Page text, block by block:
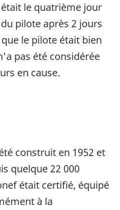
le quatrième jour
pilote après 2 jours
le pilote était bien
pas été considérée
en cause.
construit en 1952 et
quelque 22 000
était certifié, équipé
à la